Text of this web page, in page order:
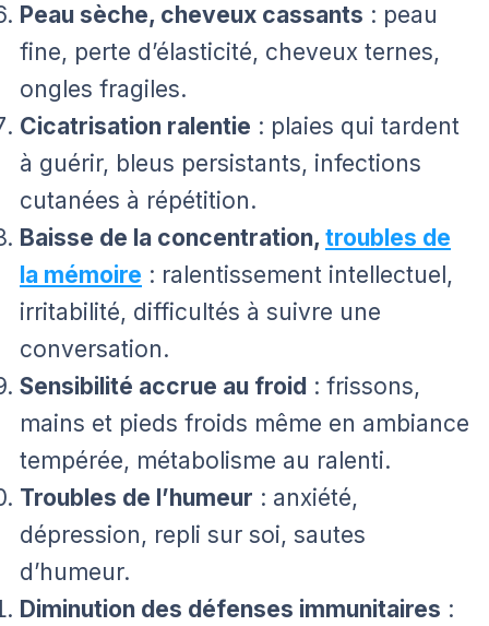
Peau sèche, cheveux cassants : peau
fine, perte d’élasticité, cheveux ternes,
ongles fragiles.
Cicatrisation ralentie : plaies qui tardent
à guérir, bleus persistants, infections
cutanées à répétition.
Baisse de la concentration, troubles de
la mémoire : ralentissement intellectuel,
irritabilité, difficultés à suivre une
conversation.
Sensibilité accrue au froid : frissons,
mains et pieds froids même en ambiance
tempérée, métabolisme au ralenti.
Troubles de l’humeur : anxiété,
dépression, repli sur soi, sautes
d’humeur.
Diminution des défenses immunitaires :